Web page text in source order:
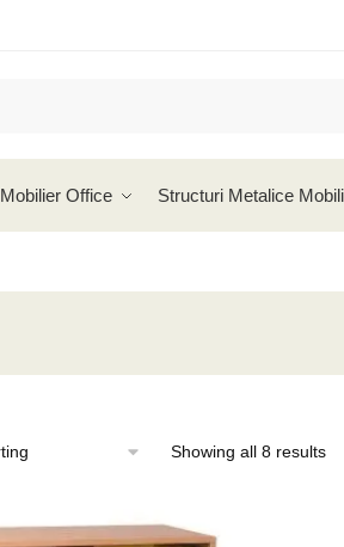
Mobilier Office Structuri Metalice
Showing all 8 results